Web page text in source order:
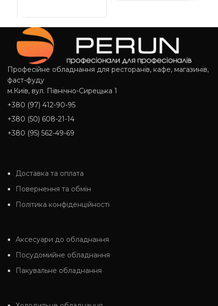
Професійне обладнання для ресторанів, кафе, магазинів,
фаст-фуду
м.Київ, вул. Північно-Сирецька 1
+380 (97) 412-90-95
+380 (50) 608-21-14
+380 (95) 562-49-69
Доставка та оплата
Повернення та обмін
Політика конфіденційності
Аксесуари до обладнання
Посудомийне обладнання
Пакувальне обладнання